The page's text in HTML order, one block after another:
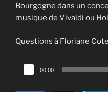
Bourgogne dans un
musique de Vivaldi ou
Questions à Floriane
Lecteur
audio
00:00